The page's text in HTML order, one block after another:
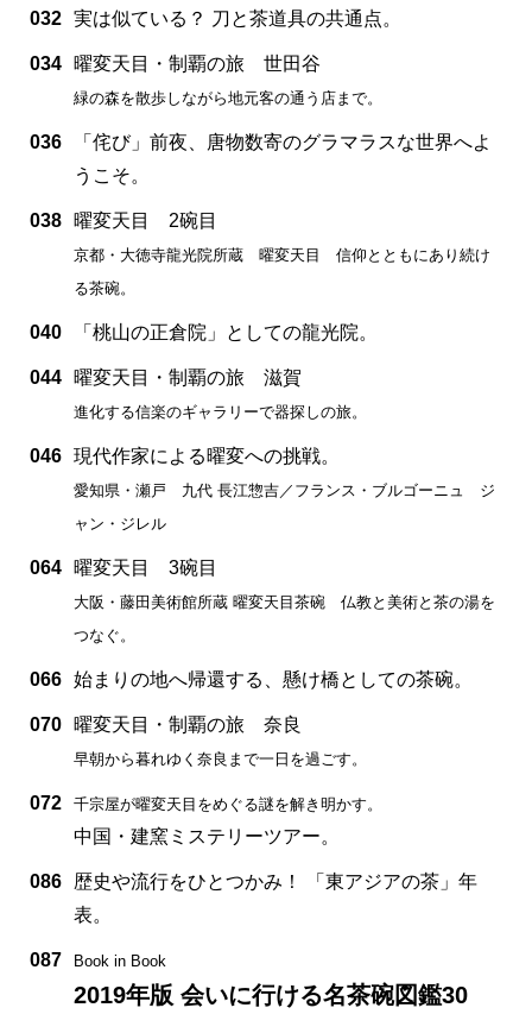
032 実は似ている？ 刀と茶道具の共通点。
034 曜変天目・制覇の旅 世田谷
緑の森を散歩しながら地元客の通う店まで。
036
「侘び」前夜、唐物数寄のグラマラスな世界へよ
うこそ。
038 曜変天目 2碗目
京都・大徳寺龍光院所蔵 曜変天目 信仰とともにあり続け
る茶碗。
040 「桃山の正倉院」としての龍光院。
044 曜変天目・制覇の旅 滋賀
進化する信楽のギャラリーで器探しの旅。
046 現代作家による曜変への挑戦。
愛知県・瀬戸 九代 長江惣吉／フランス・ブルゴーニュ ジ
ャン・ジレル
064 曜変天目 3碗目
大阪・藤田美術館所蔵 曜変天目茶碗 仏教と美術と茶の湯を
つなぐ。
066 始まりの地へ帰還する、懸け橋としての茶碗。
070 曜変天目・制覇の旅 奈良
早朝から暮れゆく奈良まで一日を過ごす。
072 千宗屋が曜変天目をめぐる謎を解き明かす。
中国・建窯ミステリーツアー。
086
歴史や流行をひとつかみ！ 「東アジアの茶」年
表。
087 Book in Book
2019年版 会いに行ける名茶碗図鑑30